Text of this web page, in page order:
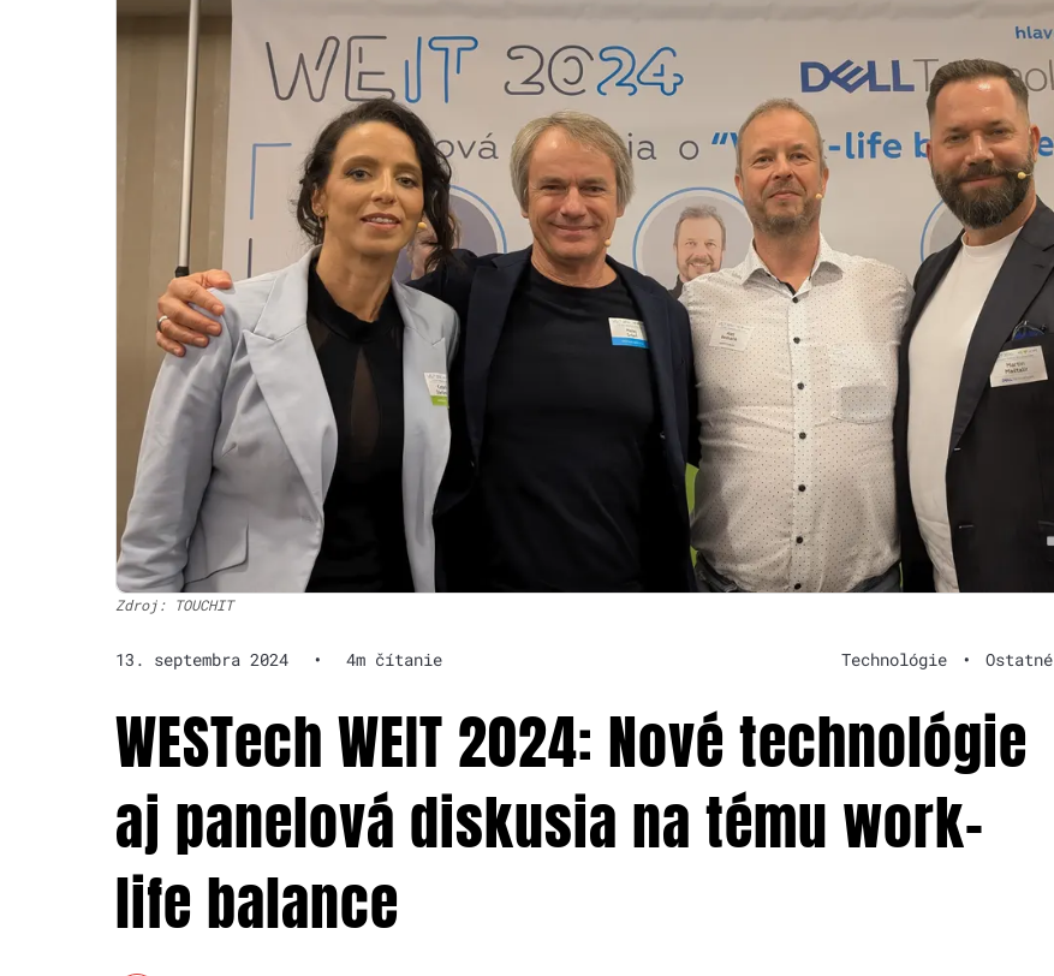
Zdroj: TOUCHIT
13. septembra 2024 • 4m čítanie Technológie • Ostatné
WESTech WEIT 2024: Nové technológie
aj panelová diskusia na tému work-
life balance